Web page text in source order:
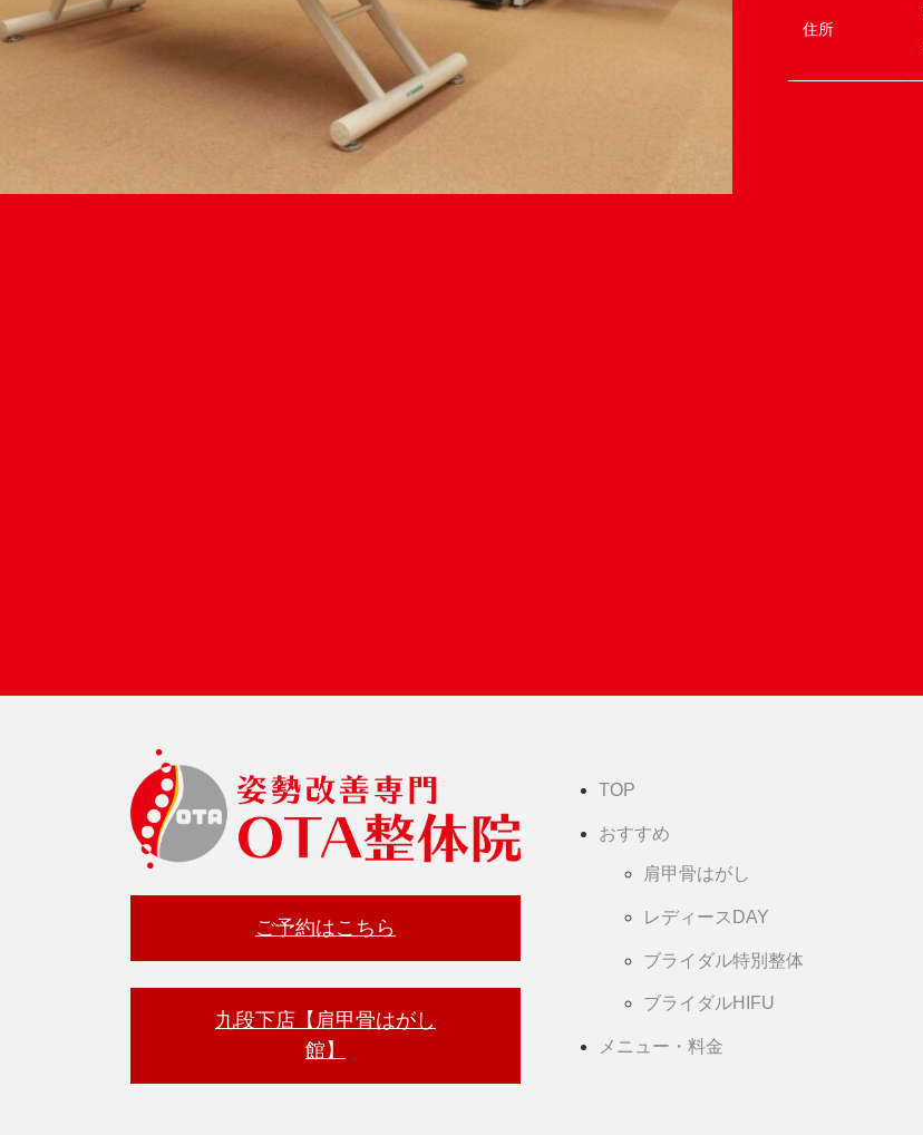
住所
ご予約はこちら
九段下店【肩甲骨はがし
館】
TOP
おすすめ
肩甲骨はがし
レディースDAY
ブライダル特別整体
ブライダルHIFU
メニュー・料金